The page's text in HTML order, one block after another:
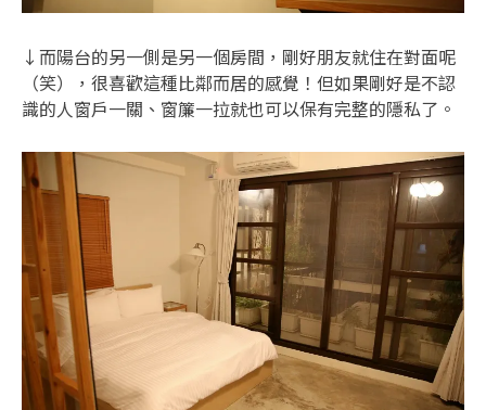
↓而陽台的另一側是另一個房間，剛好朋友就住在對面呢
（笑），很喜歡這種比鄰而居的感覺！但如果剛好是不認
識的人窗戶一關、窗簾一拉就也可以保有完整的隱私了。